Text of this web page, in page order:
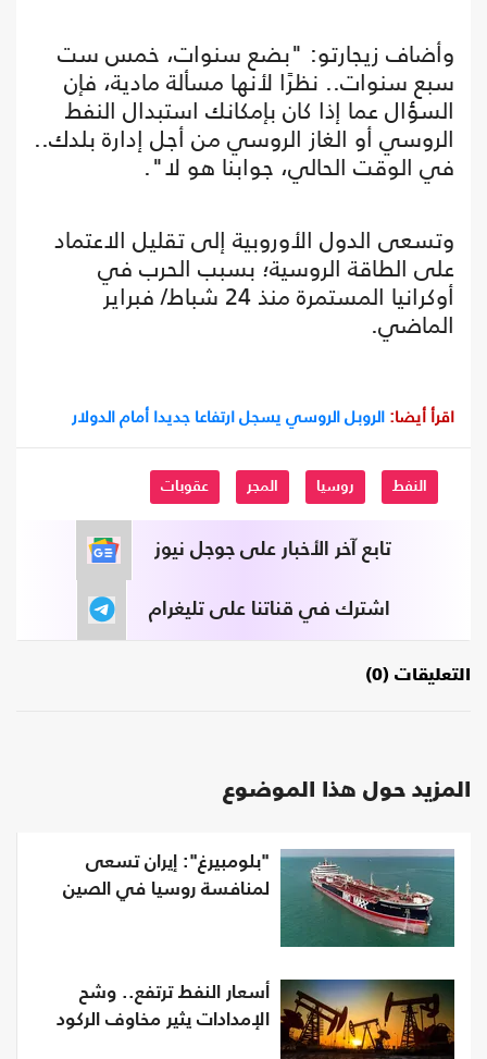
وأضاف زيجارتو: "بضع سنوات، خمس ست
سبع سنوات.. نظرًا لأنها مسألة مادية، فإن
السؤال عما إذا كان بإمكانك استبدال النفط
الروسي أو الغاز الروسي من أجل إدارة بلدك..
في الوقت الحالي، جوابنا هو لا".
وتسعى الدول الأوروبية إلى تقليل الاعتماد
على الطاقة الروسية؛ بسبب الحرب في
أوكرانيا المستمرة منذ 24 شباط/ فبراير
الماضي.
اقرأ أيضا: الروبل الروسي يسجل ارتفاعا جديدا أمام الدولار
النفط روسيا المجر عقوبات
تابع آخر الأخبار على جوجل نيوز
اشترك في قناتنا على تليغرام
التعليقات (0)
المزيد حول هذا الموضوع
"بلومبيرغ": إيران تسعى
لمنافسة روسيا في الصين
أسعار النفط ترتفع.. وشح
الإمدادات يثير مخاوف الركود